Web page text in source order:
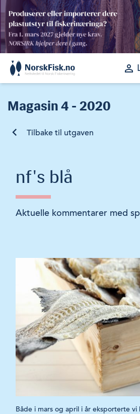
Skip
content
perm_identity
Magasin4 - 2020
Tilbake til utgaven
nf's blå
Aktuelle kommentarer med
Både i mars og april i år eksporterte